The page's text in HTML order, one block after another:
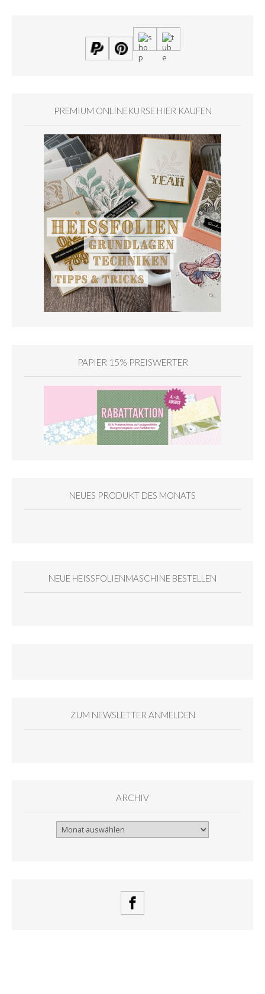
PREMIUM ONLINEKURSE HIER KAUFEN
PAPIER 15% PREISWERTER
NEUES PRODUKT DES MONATS
NEUE HEISSFOLIENMASCHINE BESTELLEN
ZUM NEWSLETTER ANMELDEN
ARCHIV
Archiv